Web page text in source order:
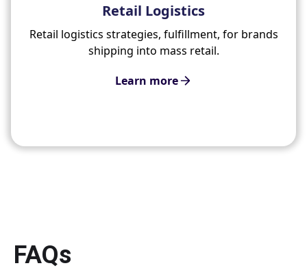
Retail Logistics
Retail logistics strategies, fulfillment, for brands
shipping into mass retail.
Learn more
FAQs